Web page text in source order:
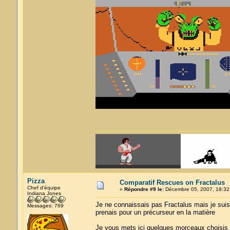
Pizza
Chef d'équipe
Indiana Jones
Messages: 769
Comparatif Rescues on Fractalus
« Répondre #9 le:Décembre 05, 2007,
Je ne connaissais pas Fractalus mais je
prenais pour un précurseur en la matière
Je vous mets ici quelques morceaux